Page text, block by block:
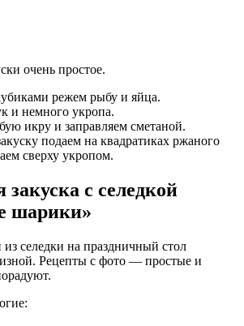
очень простое.
режем рыбу и яйца.
и немного укропа.
икру и заправляем сметаной.
подаем на квадратиках ржаного
сверху укропом.
с селедкой
шарики»
селедки на праздничный стол
Рецепты с фото — простые и